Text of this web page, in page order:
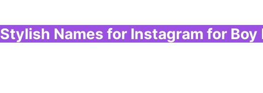
Stylish Names for Instagram for Boy